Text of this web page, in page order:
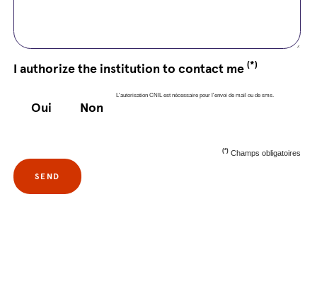
I authorize the institution to contact me(*)
Oui Non
L'autorisation CNIL est nécessaire pour l'envoi de mail ou de sms.
(*)Champs obligatoires
SEND